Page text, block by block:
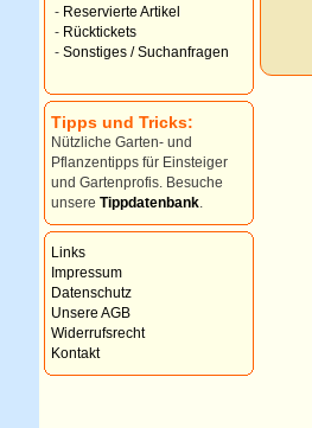
- Reservierte Artikel
- Rücktickets
- Sonstiges / Suchanfragen
Tipps und Tricks:
Nützliche Garten- und
Pflanzentipps für Einsteiger
und Gartenprofis. Besuche
unsere Tippdatenbank
Links
Impressum
Datenschutz
Unsere AGB
Widerrufsrecht
Kontakt